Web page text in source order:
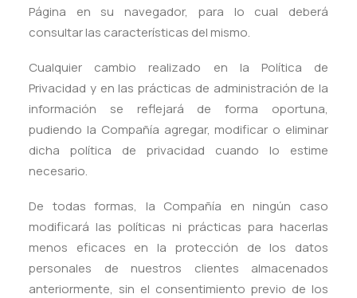
Página en su navegador, para lo cual deberá
consultar las características del mismo.
Cualquier cambio realizado en la Política de
Privacidad y en las prácticas de administración de la
información se reflejará de forma oportuna,
pudiendo la Compañía agregar, modificar o eliminar
dicha política de privacidad cuando lo estime
necesario.
De todas formas, la Compañía en ningún caso
modificará las políticas ni prácticas para hacerlas
menos eficaces en la protección de los datos
personales de nuestros clientes almacenados
anteriormente, sin el consentimiento previo de los